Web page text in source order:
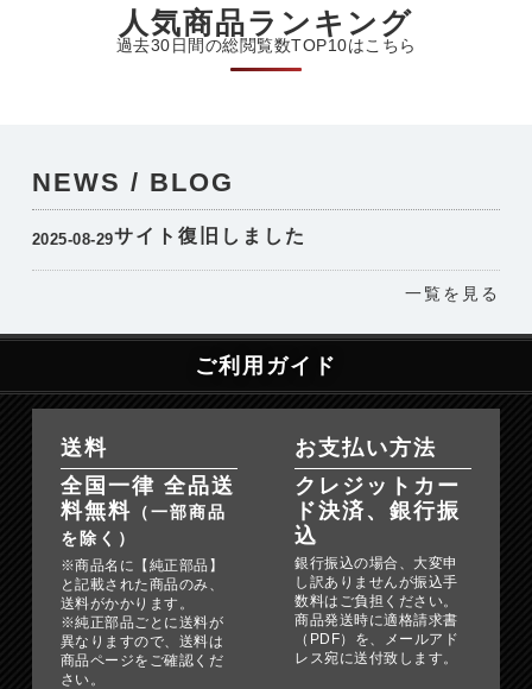
人気商品ランキング
過去30日間の総閲覧数TOP10はこちら
NEWS / BLOG
2025-08-29サイト復旧しました
一覧を見る
ご利用ガイド
送料
全国一律 全品送
料無料 （一部商品
を除く）
※商品名に【純正部品】
と記載された商品のみ、
送料がかかります。
※純正部品ごとに送料が
異なりますので、送料は
商品ページをご確認くだ
さい。
お支払い方法
クレジットカー
ド決済、銀行振
込
銀行振込の場合、大変申
し訳ありませんが振込手
数料はご負担ください。
商品発送時に適格請求書
（PDF）を、メールアド
レス宛に送付致します。